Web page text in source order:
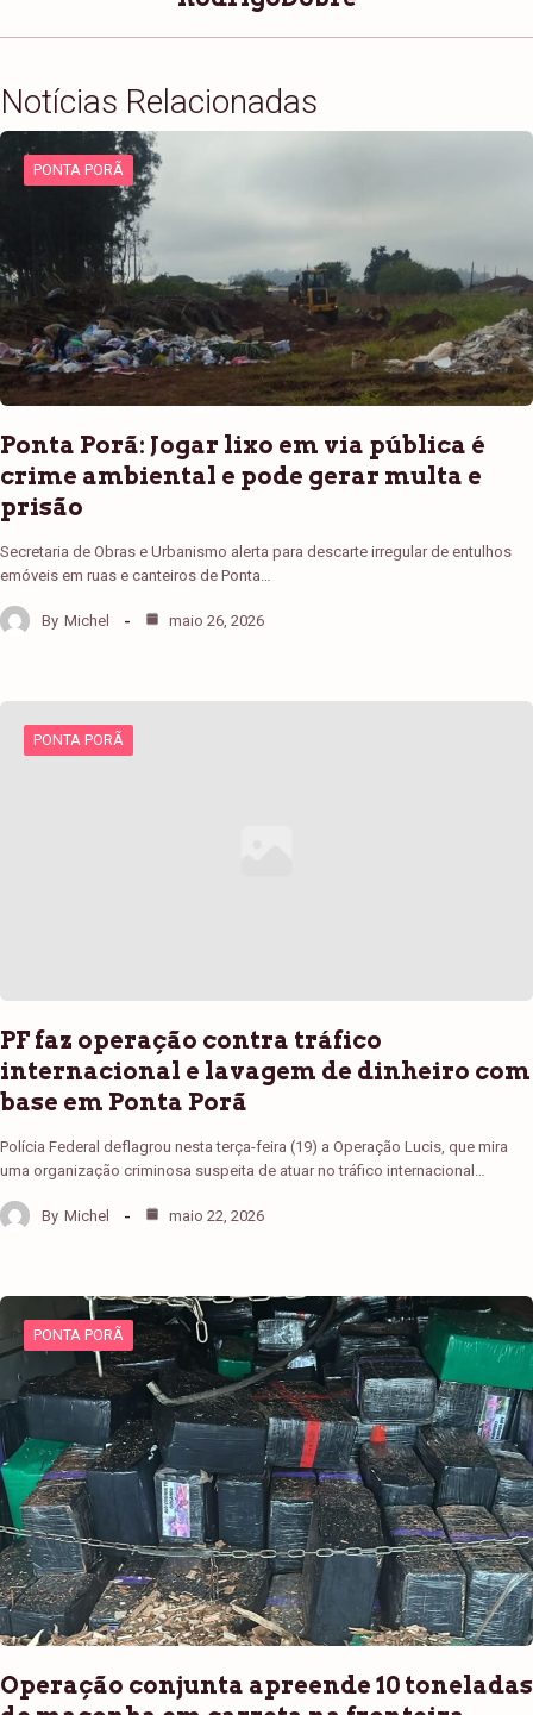
Notícias Relacionadas
PONTA PORÃ
Ponta Porã: Jogar lixo em via pública é
crime ambiental e pode gerar multa e
prisão
Secretaria de Obras e Urbanismo alerta para descarte irregular de entulhos
emóveis em ruas e canteiros de Ponta…
By Michel maio 26, 2026
PONTA PORÃ
PF faz operação contra tráfico
internacional e lavagem de dinheiro com
base em Ponta Porã
Polícia Federal deflagrou nesta terça-feira (19) a Operação Lucis, que mira
uma organização criminosa suspeita de atuar no tráfico internacional…
By Michel maio 22, 2026
PONTA PORÃ
Operação conjunta apreende 10 toneladas